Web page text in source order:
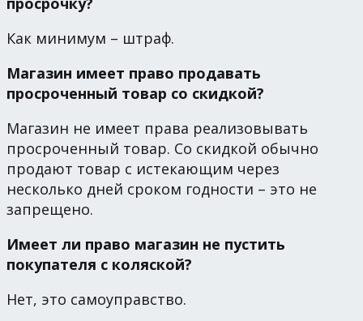
Как минимум – штраф.
Магазин имеет право продавать
просроченный товар со скидкой?
Магазин не имеет права реализовывать
просроченный товар. Со скидкой обычно
продают товар с истекающим через
несколько дней сроком годности – это не
запрещено.
Имеет ли право магазин не пустить
покупателя с коляской?
Нет, это самоуправство.